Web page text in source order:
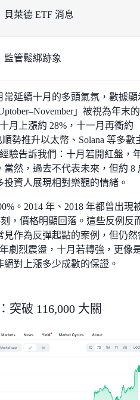
貝萊德 ETF 消息
監管鬆綁跡象
延續十月的多頭氣氛，數據顯
」被視為年末
月上漲約 28%，十一月再衝約
勢推升以太幣、Solana 等多數
驗告訴我們：十月若開紅盤，
然，過去不代表未來，但約 8
資人展現相對樂觀的情緒。
。2014 年、2018 年都曾出現
，價格明顯回落。這些反例反
見作為反彈起點的案例，但仍然
劇烈震盪，十月若轉強，更像
對上漲多少成數的保證。
突破 116,000 大關